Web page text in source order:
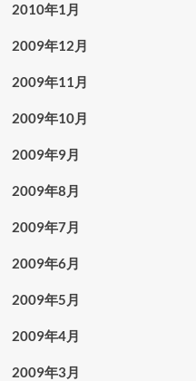
2010年1月
2009年12月
2009年11月
2009年10月
2009年9月
2009年8月
2009年7月
2009年6月
2009年5月
2009年4月
2009年3月